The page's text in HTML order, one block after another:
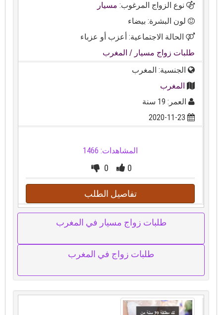
نوع الزواج المرغوب:مسيار
لون البشرة: بيضاء
الحالة الاجتماعية: أعزب أو عزباء
طلبات زواج مسيار / المغرب
الجنسية: المغرب
المغرب
العمر: 19 سنة
2020-11-23
المشاهدات: 1466
0
0
تفاصيل الطلب
طلبات زواج مسيار في المغرب
طلبات زواج في المغرب